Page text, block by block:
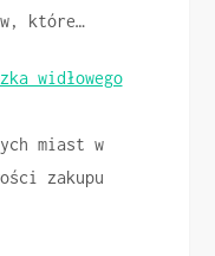
które…
widłowego
miast w
zakupu